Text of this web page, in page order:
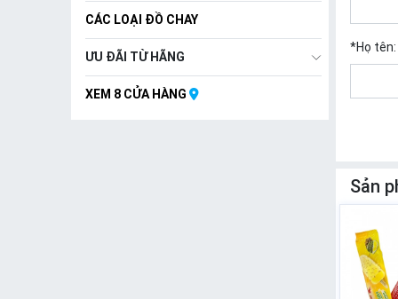
CÁC LOẠI ĐỒ CHAY
ƯU ĐÃI TỪ HÃNG
XEM 8 CỬA HÀNG
*Họ tên:
Sản